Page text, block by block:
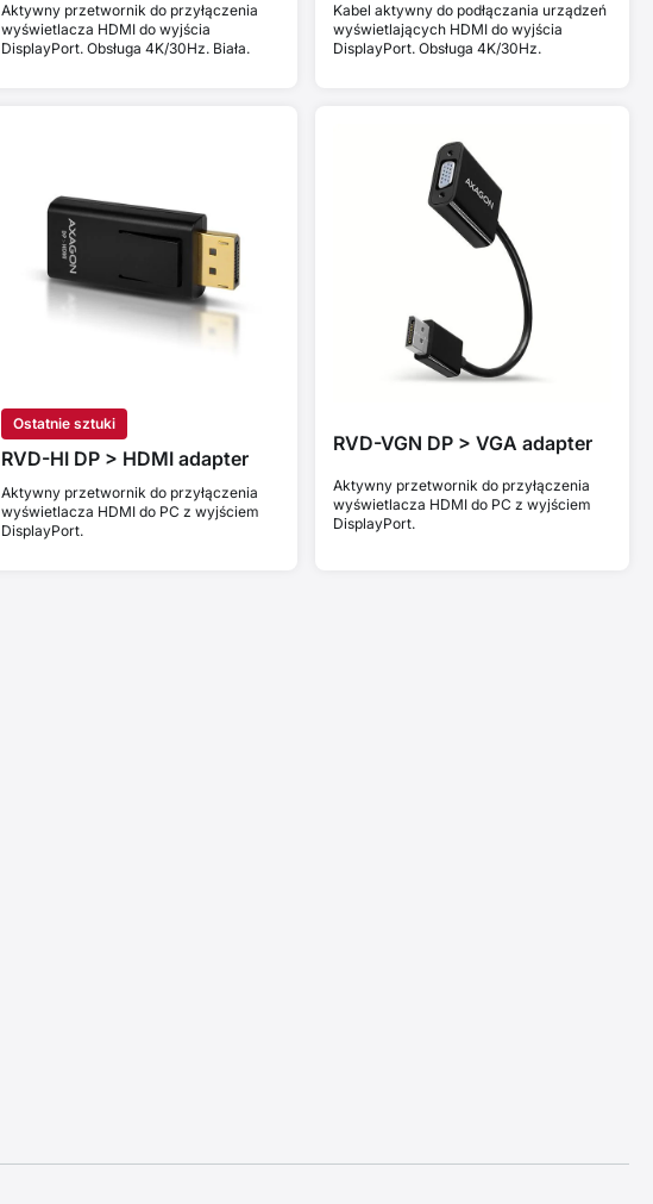
Aktywny przetwornik do przyłączenia
wyświetlacza HDMI do wyjścia
DisplayPort. Obsługa 4K/30Hz. Biała.
Kabel aktywny do podłączania urządzeń
wyświetlających HDMI do wyjścia
DisplayPort. Obsługa 4K/30Hz.
Ostatnie sztuki
RVD-HI DP > HDMI adapter
Aktywny przetwornik do przyłączenia
wyświetlacza HDMI do PC z wyjściem
DisplayPort.
RVD-VGN DP > VGA adapter
Aktywny przetwornik do przyłączenia
wyświetlacza HDMI do PC z wyjściem
DisplayPort.